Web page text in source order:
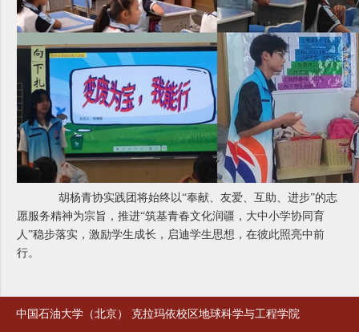
胡杨青协实践团将始终以“奉献、友爱、互助、进步”的志
愿服务精神为宗旨，推进“筑基青春文化润疆，大中小学协同育
人”稳步落实，激励学生成长，启迪学生思想，在彼此照亮中前
行。
中国石油大学（北京） 克拉玛依校区地球科学与工程学院